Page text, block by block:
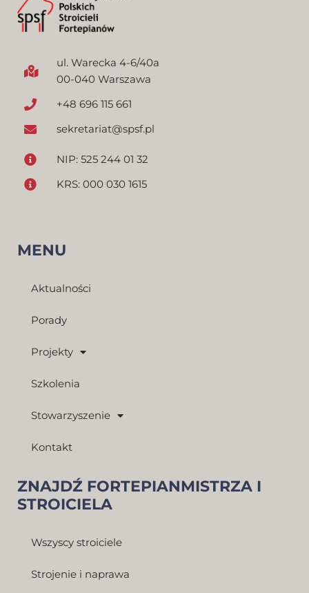
ul. Warecka 4-6/40a
00-040 Warszawa
+48 696 115 661
sekretariat@spsf.pl
NIP: 525 244 01 32
KRS: 000 030 1615
MENU
Aktualności
Porady
Projekty
Szkolenia
Stowarzyszenie
Kontakt
ZNAJDŹ FORTEPIANMISTRZA I
STROICIELA
Wszyscy stroiciele
Strojenie i naprawa